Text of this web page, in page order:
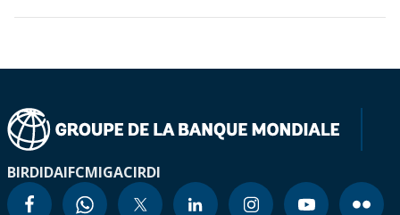
BIRDIDAIFCMIGACIRDI